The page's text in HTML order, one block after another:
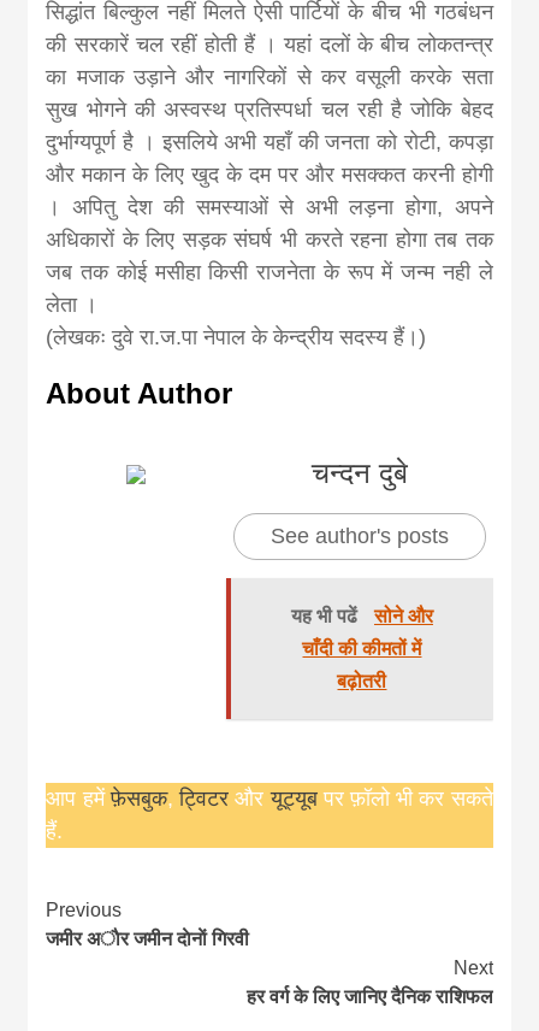
सिद्धांत बिल्कुल नहीं मिलते ऐसी पार्टियों के बीच भी गठबंधन
की सरकारें चल रहीं होती हैं । यहां दलों के बीच लोकतन्त्र
का मजाक उड़ाने और नागरिकों से कर वसूली करके सता
सुख भोगने की अस्वस्थ प्रतिस्पर्धा चल रही है जोकि बेहद
दुर्भाग्यपूर्ण है । इसलिये अभी यहाँ की जनता को रोटी, कपड़ा
और मकान के लिए खुद के दम पर और मसक्कत करनी होगी
। अपितु देश की समस्याओं से अभी लड़ना होगा, अपने
अधिकारों के लिए सड़क संघर्ष भी करते रहना होगा तब तक
जब तक कोई मसीहा किसी राजनेता के रूप में जन्म नही ले
लेता ।
(लेखकः दुवे रा.ज.पा नेपाल के केन्द्रीय सदस्य हैं।)
About Author
चन्दन दुबे
See author's posts
यह भी पढें
सोने और
चाँदी की कीमतों में
बढ़ोतरी
आप हमेंफ़ेसबुक,ट्विटरऔरयूट्यूबपर फ़ॉलो भी कर सकते
हैं.
Continue
Reading
Previous
जमीर अाैर जमीन दाेनाें गिरवी
Next
हर वर्ग के लिए जानिए दैनिक राशिफल